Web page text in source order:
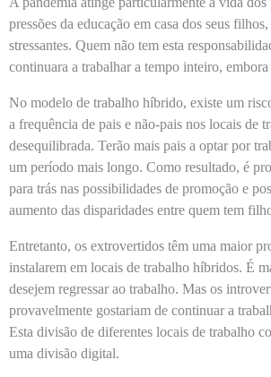
pressões da educação em casa dos seus
stressantes. Quem não tem esta
continuara a trabalhar a tempo inteiro,
No modelo de trabalho híbrido, existe um
a frequência de pais e não-pais nos locais de
desequilibrada. Terão mais pais a optar por
um período mais longo. Como resultado, é
para trás nas possibilidades de promoção e
aumento das disparidades entre quem tem
Entretanto, os extrovertidos têm uma maior
instalarem em locais de trabalho híbridos. É
desejem regressar ao trabalho. Mas os
provavelmente gostariam de continuar a
Esta divisão de diferentes locais de trabalho
uma divisão digital.